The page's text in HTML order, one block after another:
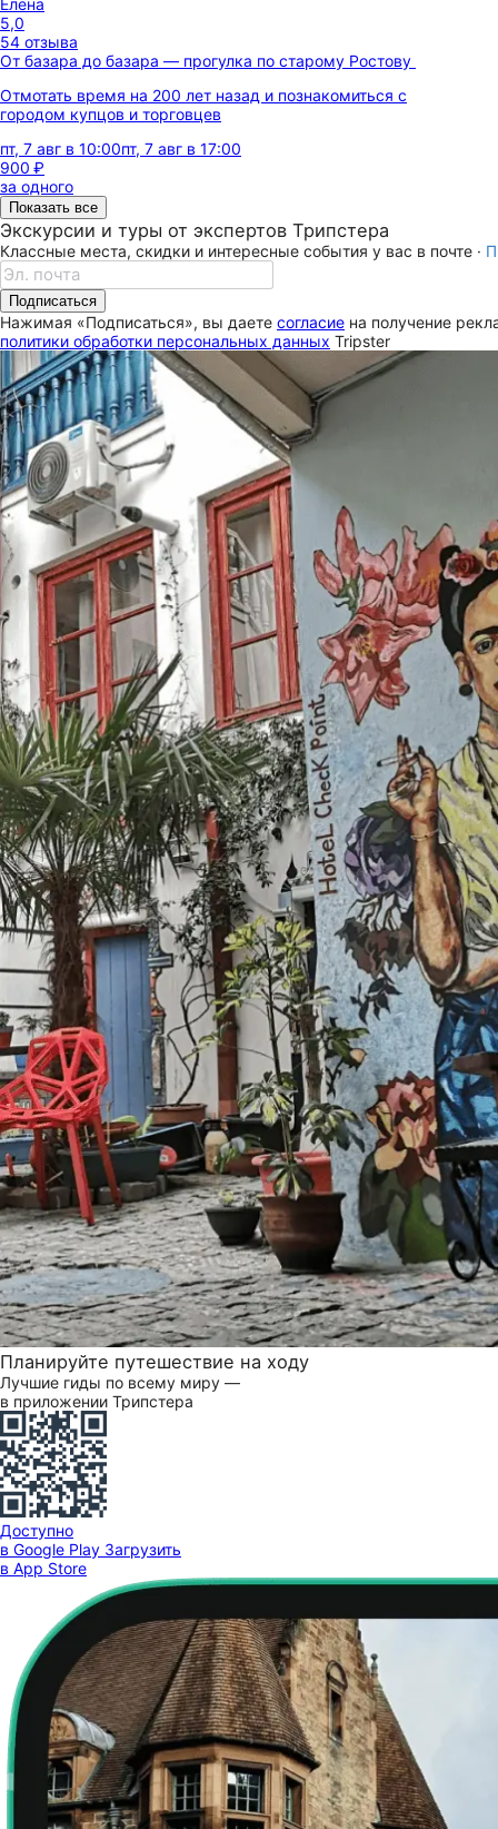
Елена
5,0
54 отзыва
От базара до базара — прогулка по старому Ростову
Отмотать время на 200 лет назад и познакомиться с
городом купцов и торговцев
пт, 7 авг в 10:00пт, 7 авг в 17:00
900 ₽
за одного
Показать все
Экскурсии и туры от экспертов Трипстера
Классные места, скидки и интересные события у вас в почте ·
Подписаться
Нажимая «Подписаться», вы даете согласие на получение
политики обработки персональных данных Tripster
Планируйте путешествие на ходу
Лучшие гиды по всему миру —
в приложении Трипстера
Доступно
в Google Play Загрузить
в App Store